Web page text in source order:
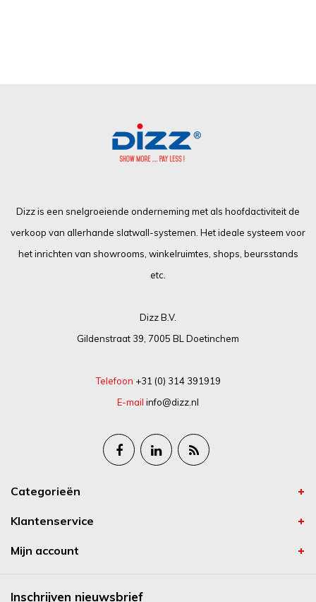
Dizz is een snelgroeiende onderneming met als hoofdactiviteit de
verkoop van allerhande slatwall-systemen. Het ideale systeem voor
het inrichten van showrooms, winkelruimtes, shops, beursstands
etc.
Dizz B.V.
Gildenstraat 39, 7005 BL Doetinchem
Telefoon +31 (0) 314 391919
E-mail info@dizz.nl
Categorieën
Klantenservice
Mijn account
Inschrijven nieuwsbrief